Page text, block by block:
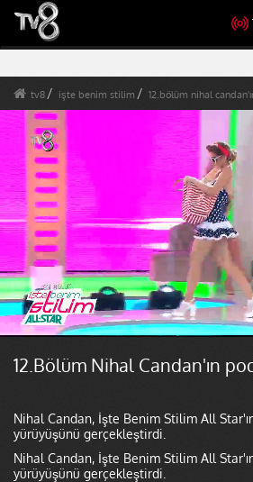
tv8 işte benim stilim 12.bölüm nihal
12.Bölüm Nihal Candan'ın
Nihal Candan, İşte Benim Stilim All
yürüyüşünü gerçekleştirdi.
Nihal Candan, İşte Benim Stilim All
yürüyüşünü gerçekleştirdi.